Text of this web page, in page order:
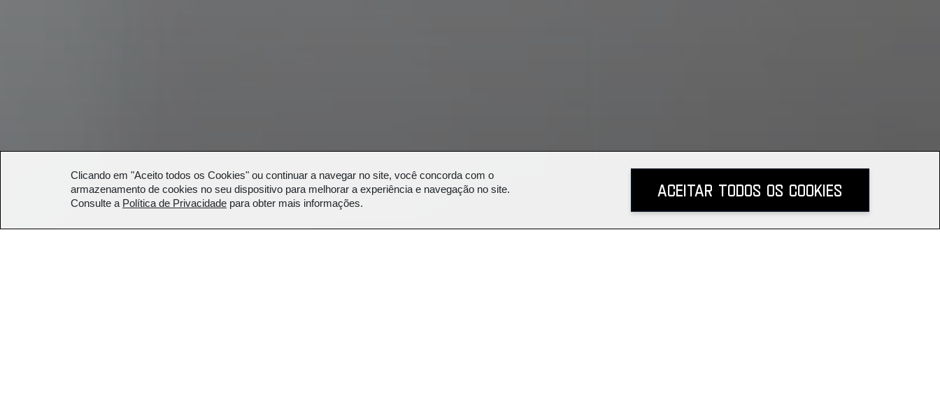
Clicando em "Aceito todos os Cookies" ou continuar a navegar no site, você concorda com o
armazenamento de cookies no seu dispositivo para melhorar a experiência e navegação no site.
Consulte a Política de Privacidade para obter mais informações.
Aceitar todos os Cookies